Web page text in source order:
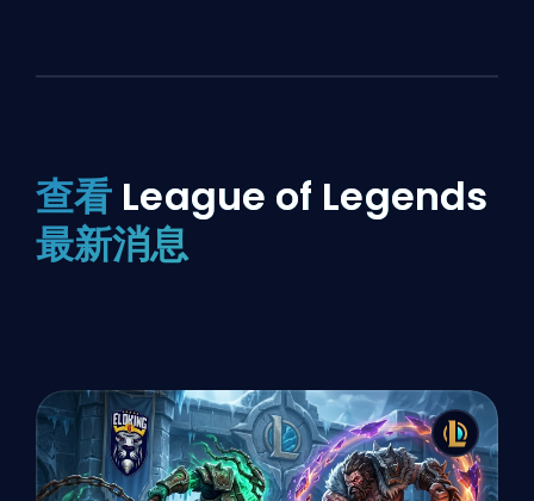
查看 League of Legends
最新消息